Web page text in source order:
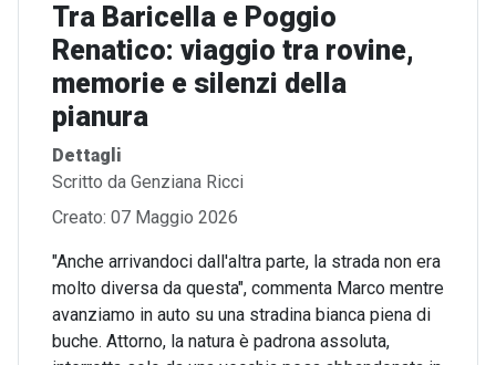
Tra Baricella e Poggio
Renatico: viaggio tra rovine,
memorie e silenzi della
pianura
Dettagli
Scritto da Genziana Ricci
Creato: 07 Maggio 2026
"Anche arrivandoci dall'altra parte, la strada non era
molto diversa da questa", commenta Marco mentre
avanziamo in auto su una stradina bianca piena di
buche. Attorno, la natura è padrona assoluta,